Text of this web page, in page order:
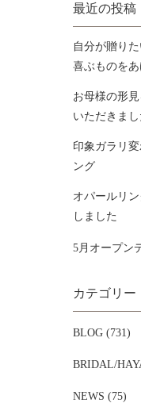
最近の投稿
自分が贈り
喜ぶものを
お母様の形
いただきまし
印象ガラリ
ング
オパールリ
しました
5月オープン
カテゴリー
BLOG (731)
BRIDAL/
NEWS (75)